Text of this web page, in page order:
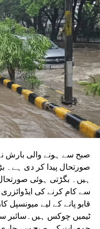
ٹینڈر جاری کیا تھا۔
گئی۔ اب اس عمل کے لیے
ایم آر سی کے عہدیداروں
شروع کرنے کے لئے ایل این
ہے۔ یہ ایجنسی دونوں
دونوں راستوں پر سول
ہے۔اس لائن پر آٹھ
بوائز انٹر کالج شامل ہوں
صبح سے ہونے والی بارش
صورتحال پیدا کر دی ہے۔
ہیں۔ بگڑتی ہوئی
سے کام کرنے کی
قابو پانے کے لیے میونسپل
ٹیمیں چوکس ہیں۔سائبر